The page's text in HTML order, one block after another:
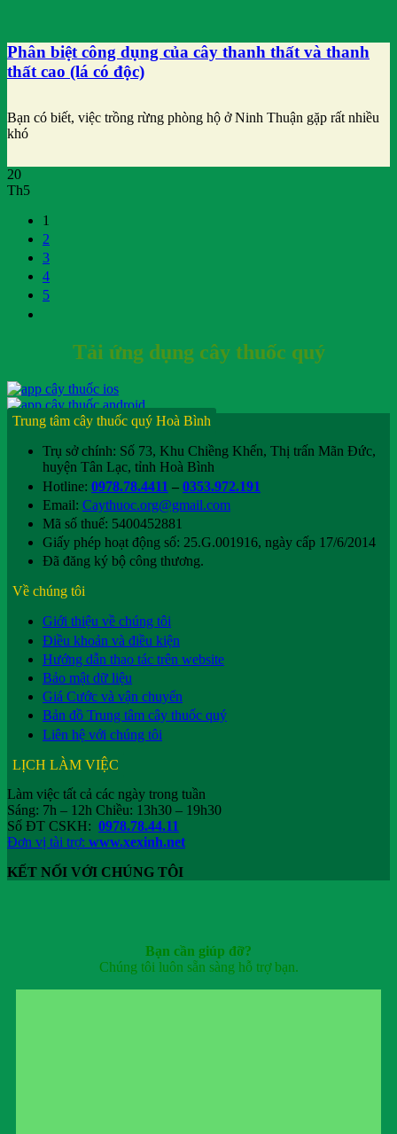
Phân biệt công dụng của cây thanh thất và thanh
thất cao (lá có độc)
Bạn có biết, việc trồng rừng phòng hộ ở Ninh Thuận gặp rất nhiều
khó
20
Th5
1
2
3
4
5
Tải ứng dụng cây thuốc quý
Trung tâm cây thuốc quý Hoà Bình
Trụ sở chính: Số 73, Khu Chiềng Khến, Thị trấn Mãn Đức,
huyện Tân Lạc, tỉnh Hoà Bình
Hotline: 0978.78.4411 – 0353.972.191
Email: Caythuoc.org@gmail.com
Mã số thuế: 5400452881
Giấy phép hoạt động số: 25.G.001916, ngày cấp 17/6/2014
Đã đăng ký bộ công thương.
Về chúng tôi
Giới thiệu về chúng tôi
Điều khoản và điều kiện
Hướng dẫn thao tác trên website
Bảo mật dữ liệu
Giá Cước và vận chuyển
Bản đồ Trung tâm cây thuốc quý
Liên hệ với chúng tôi
LỊCH LÀM VIỆC
Làm việc tất cả các ngày trong tuần
Sáng: 7h – 12h Chiều: 13h30 – 19h30
Số ĐT CSKH: 0978.78.44.11
Đơn vị tài trợ: www.xexinh.net
KẾT NỐI VỚI CHÚNG TÔI
Bạn cần giúp đỡ?
Chúng tôi luôn sẵn sàng hỗ trợ bạn.